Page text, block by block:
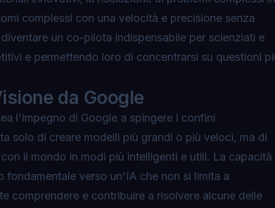
complessi con una velocità e precisione senza
un co-pilota indispensabile per scienziati e
e permettendo loro di concentrarsi su questioni
da Google
l'impegno di Google a spingere i confini
solo di creare modelli più grandi o più veloci, ma di
il mondo in modi più intelligenti e utili. La capacità
verso un'IA che non si limita a
comprendere e contribuire a risolvere alcune delle